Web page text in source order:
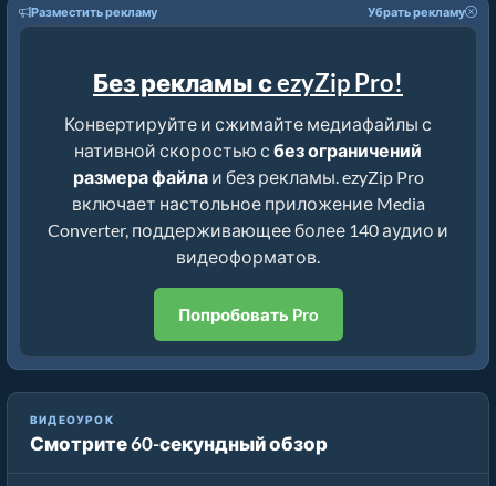
Разместить рекламу Убрать рекламу
Без рекламы с ezyZip Pro!
Конвертируйте и сжимайте медиафайлы с
нативной скоростью с без ограничений
размера файлаи без рекламы. ezyZip Pro
включает настольное приложение Media
Converter, поддерживающее более 140 аудио и
видеоформатов.
Попробовать Pro
ВИДЕОУРОК
Смотрите 60-секундный обзор
Как конвертировать медиафайлы